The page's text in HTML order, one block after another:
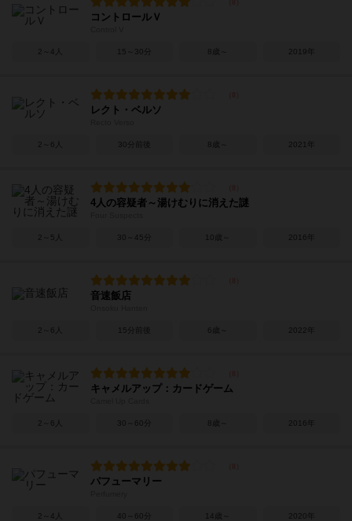
コントロールＶ
2～4人 15～30分 8歳～ 2019年
レクト・ベルソ
2～6人 30分前後 8歳～ 2021年
4人の容疑者～湯けむりに消えた謎
2～5人 30～45分 10歳～ 2016年
音速飯店
2～6人 15分前後 6歳～ 2022年
キャメルアップ：カードゲーム
2～6人 30～60分 8歳～ 2016年
パフューマリー
2～4人 40～60分 14歳～ 2020年